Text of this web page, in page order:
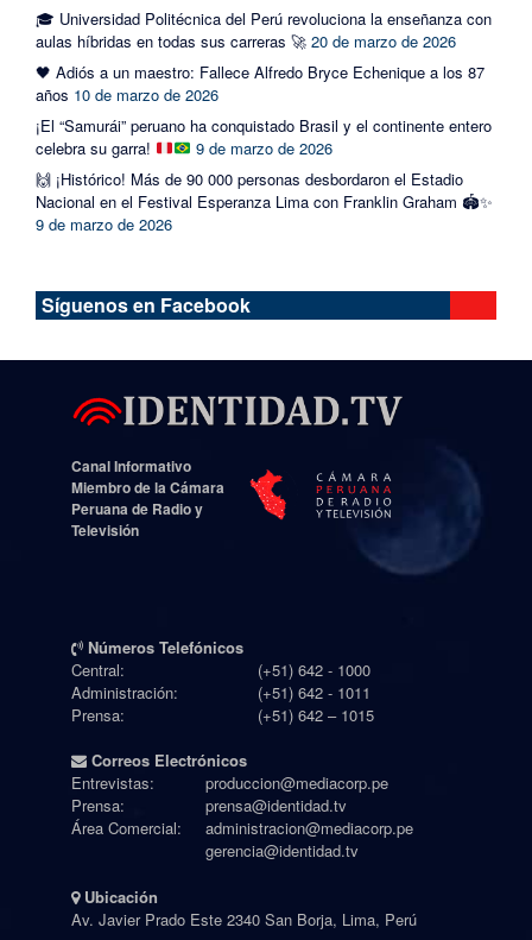
🎓 Universidad Politécnica del Perú revoluciona la enseñanza con
aulas híbridas en todas sus carreras 🚀 20 de marzo de 2026
🖤 Adiós a un maestro: Fallece Alfredo Bryce Echenique a los 87
años 10 de marzo de 2026
¡El “Samurái” peruano ha conquistado Brasil y el continente entero
celebra su garra!
9 de marzo de 2026
🙌 ¡Histórico! Más de 90 000 personas desbordaron el Estadio
Nacional en el Festival Esperanza Lima con Franklin Graham 🏟️✨
9 de marzo de 2026
Síguenos en Facebook
Canal Informativo
Miembro de la Cámara
Peruana de Radio y
Televisión
Números Telefónicos
Central:
(+51) 642 - 1000
Administración:
(+51) 642 - 1011
Prensa:
(+51) 642 – 1015
Correos Electrónicos
Entrevistas:
produccion@mediacorp.pe
Prensa:
prensa@identidad.tv
Área Comercial:
administracion@mediacorp.pe
gerencia@identidad.tv
Ubicación
Av. Javier Prado Este 2340 San Borja, Lima, Perú